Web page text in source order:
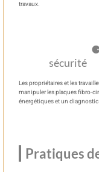
travaux.
sécurité
Les propriétaires et les
manipuler les plaques fibro-
énergétiques et un
Pratiques